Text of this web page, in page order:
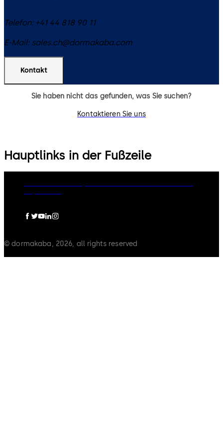
Telefon: +41 44 818 90 11
E-Mail: sales.ch@dormakaba.com
Kontakt
Sie haben nicht das gefunden, was Sie suchen?
Kontaktieren Sie uns
Hauptlinks in der Fußzeile
© dormakaba, 2026, all rights reserved